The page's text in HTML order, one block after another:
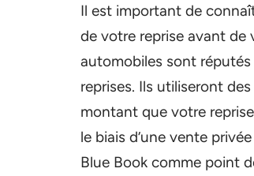
Il est important de
de votre reprise avant de
automobiles sont réputés
reprises. Ils utiliseront
montant que votre
le biais d’une vente
Blue Book comme point